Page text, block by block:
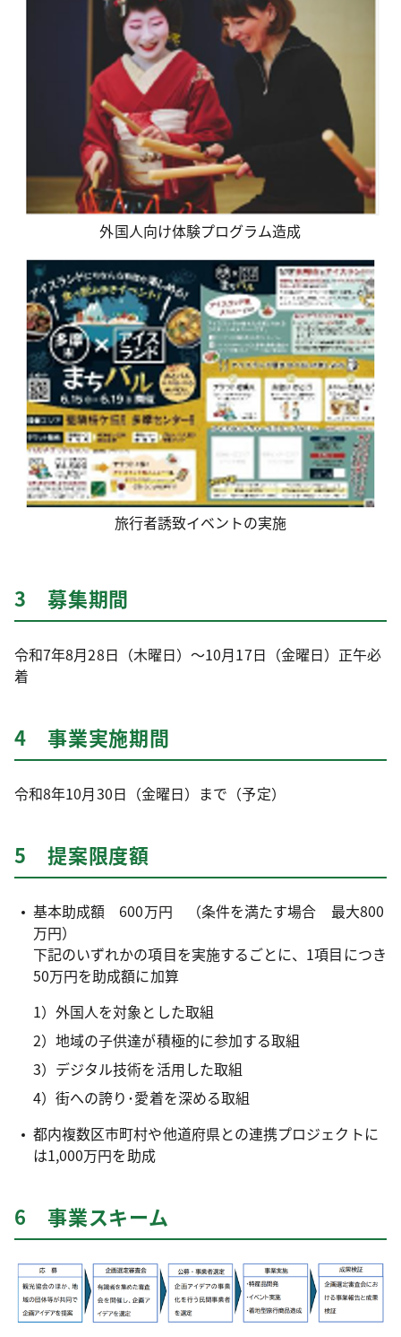
外国人向け体験プログラム造成
旅行者誘致イベントの実施
3 募集期間
令和7年8月28日（木曜日）～10月17日（金曜日）正午必
着
4 事業実施期間
令和8年10月30日（金曜日）まで（予定）
5 提案限度額
基本助成額 600万円 （条件を満たす場合 最大800
万円）
下記のいずれかの項目を実施するごとに、1項目につき
50万円を助成額に加算
1）外国人を対象とした取組
2）地域の子供達が積極的に参加する取組
3）デジタル技術を活用した取組
4）街への誇り･愛着を深める取組
都内複数区市町村や他道府県との連携プロジェクトに
は1,000万円を助成
6 事業スキーム